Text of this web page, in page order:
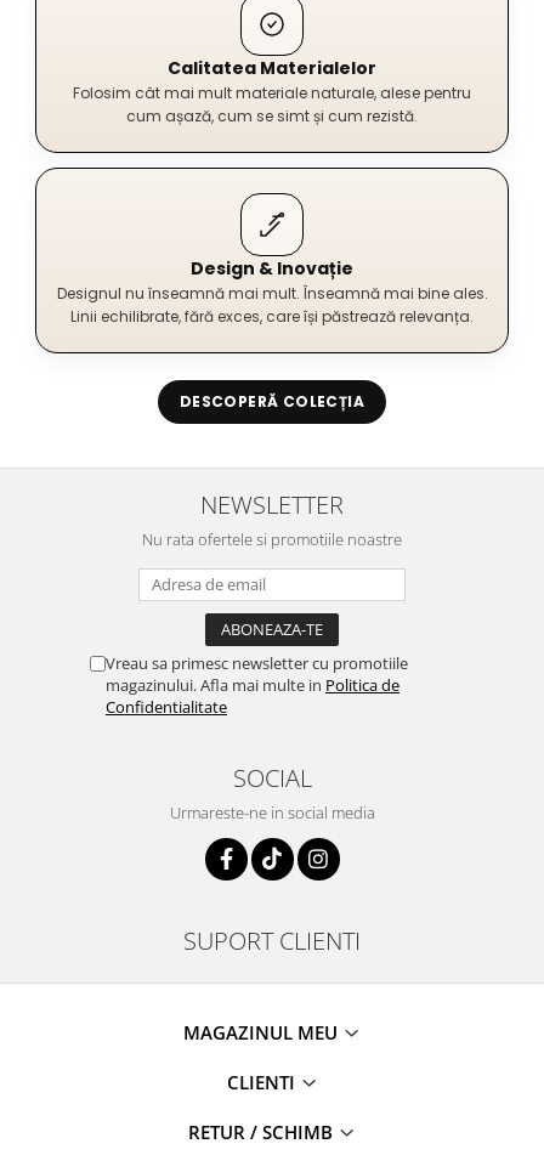
Calitatea Materialelor
Folosim cât mai mult materiale naturale, alese pentru
cum așază, cum se simt și cum rezistă.
Design & Inovație
Designul nu înseamnă mai mult. Înseamnă mai bine ales.
Linii echilibrate, fără exces, care își păstrează relevanța.
DESCOPERĂ COLECȚIA
NEWSLETTER
Nu rata ofertele si promotiile noastre
Vreau sa primesc newsletter cu promotiile
magazinului. Afla mai multe in Politica de
Confidentialitate
SOCIAL
Urmareste-ne in social media
SUPORT CLIENTI
MAGAZINUL MEU
CLIENTI
RETUR / SCHIMB